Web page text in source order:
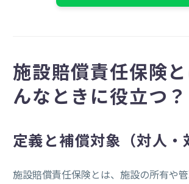
施設賠償責任保険
んなときに役立つ？
定義と補償対象（対人・
施設賠償責任保険とは、施設の所有や